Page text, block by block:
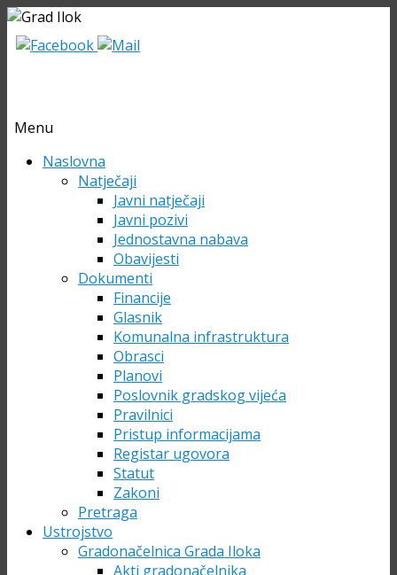
Menu
Skip Naslovna
Natječaji
Javni natječaji
Javni pozivi
Jednostavna nabava
Obavijesti
Dokumenti
Financije
Glasnik
Komunalna infrastruktura
Obrasci
Planovi
Poslovnik gradskog vijeća
Pravilnici
Pristup informacijama
Registar ugovora
Statut
Zakoni
Pretraga
Ustrojstvo
Gradonačelnica Grada Iloka
Akti gradonačelnika